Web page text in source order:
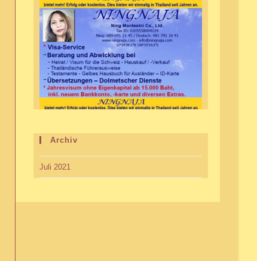
Archiv
Juli 2021